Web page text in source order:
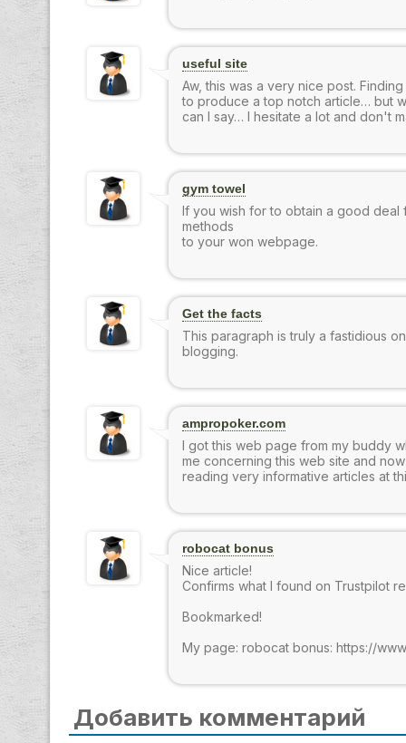
useful site
Aw, this was a very nice post.
to produce a top notch article… but
can I say… I hesitate a lot and don't
gym towel
If you wish for to obtain a good deal
methods
to your won webpage.
Get the facts
This paragraph is truly a fastidious
blogging.
ampropoker.com
I got this web page from my buddy
me concerning this web site and
reading very informative articles at
robocat bonus
Nice article!
Confirms what I found on Trustpilot
Bookmarked!
My page: robocat bonus: https://
Добавить комментарий